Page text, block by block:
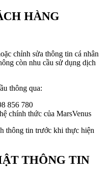
HÀNG
chỉnh sửa thông tin cá nhân
còn nhu cầu sử dụng dịch
thông qua:
856 780
chính thức của MarsVenus
thông tin trước khi thực hiện
THÔNG TIN